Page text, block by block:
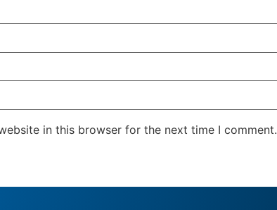
in this browser for the next time I comment.